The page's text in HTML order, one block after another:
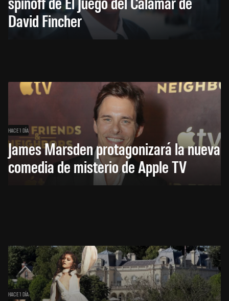
David Fincher
HACE 1 DÍA
James Marsden protagonizará la nueva
comedia de misterio de Apple TV
HACE 1 DÍA